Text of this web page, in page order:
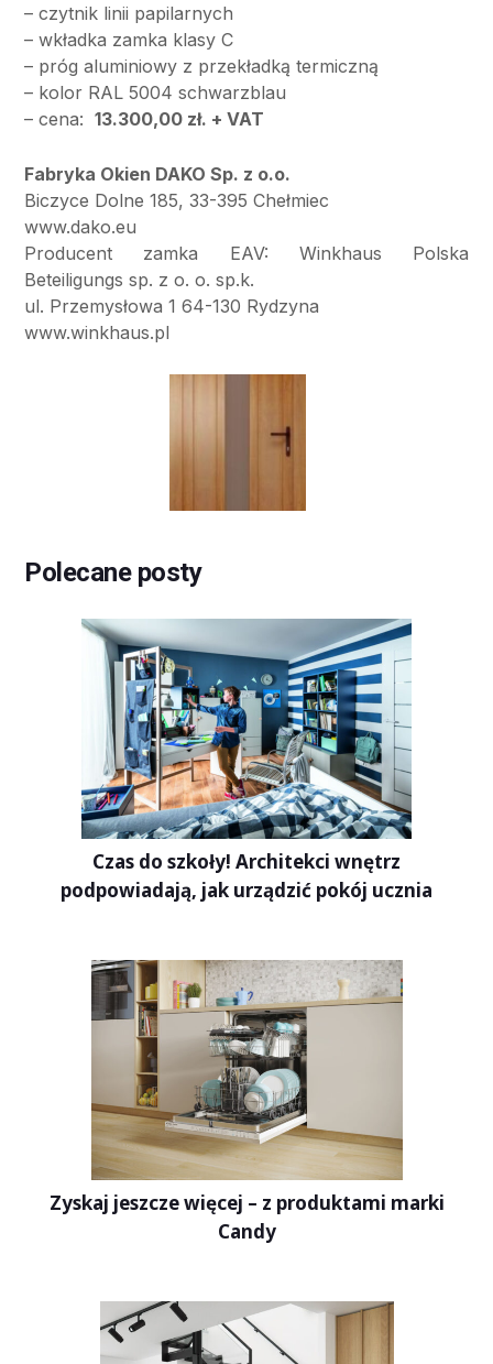
– czytnik linii papilarnych
– wkładka zamka klasy C
– próg aluminiowy z przekładką termiczną
– kolor RAL 5004 schwarzblau
– cena: 13.300,00 zł. + VAT
Fabryka Okien DAKO Sp. z o.o.
Biczyce Dolne 185, 33-395 Chełmiec
www.dako.eu
Producent zamka EAV: Winkhaus Polska
Beteiligungs sp. z o. o. sp.k.
ul. Przemysłowa 1 64-130 Rydzyna
www.winkhaus.pl
Polecane posty
Czas do szkoły! Architekci wnętrz
podpowiadają, jak urządzić pokój ucznia
Zyskaj jeszcze więcej – z produktami marki
Candy